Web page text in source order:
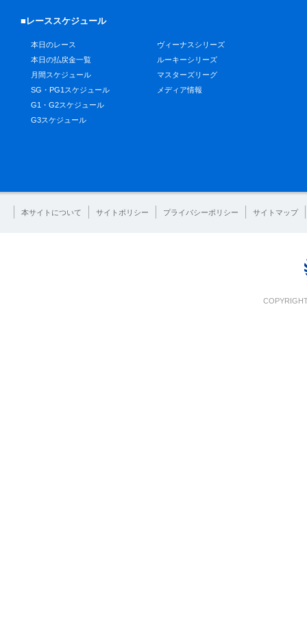
■レーススケジュール
本日のレース
本日の払戻金一覧
月間スケジュール
SG・PG1スケジュール
G1・G2スケジュール
G3スケジュール
ヴィーナスシリーズ
ルーキーシリーズ
マスターズリーグ
メディア情報
本サイトについて サイトポリシー プライバシーポリシー サイトマップ